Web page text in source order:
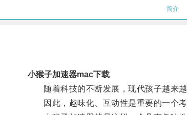
简介
小猴子加速器mac下载
随着科技的不断发展，现代孩子越来越
因此，趣味化、互动性是重要的一个考